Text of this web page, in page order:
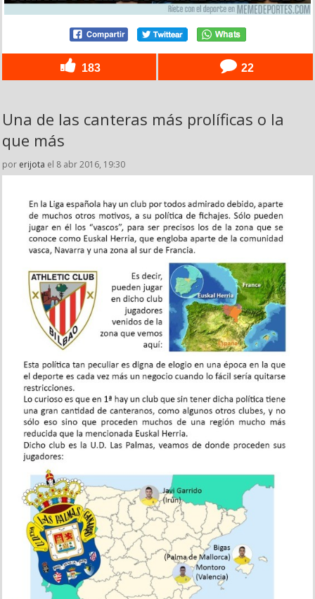
183 22
Una de las canteras más prolíficas o la
que más
por erijota el 8 abr 2016, 19:30